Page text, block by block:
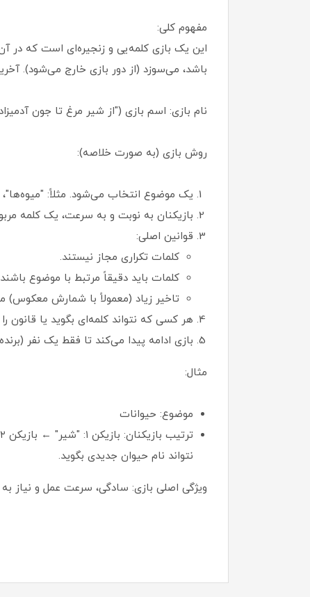
مفهوم کلی:
این یک بازی کلمه‌یی و زنجیره‌ای است که در آن
باشد، می‌سوزد (از دور بازی خارج می‌شود).
نام بازی: اسم بازی ("از شیر مرغ تا جون
روش بازی (به صورت خلاصه):
یک موضوع انتخاب می‌شود. مثلاً: "میوه‌ها"،
بازیکنان به نوبت و به سرعت، یک کلمه
قوانین اصلی:
کلمات تکراری مجاز نیستند.
کلمات باید دقیقاً مرتبط با موضوع
تاخیر زیاد (معمولاً با شمارش معکوس)
هر کسی که نتواند کلمه‌ای بگوید یا قانون
بازی ادامه پیدا می‌کند تا فقط یک نفر
مثال:
موضوع: حیوانات
نتواند نام حیوان جدیدی بگوید.
ویژگی اصلی بازی: سادگی، سرعت عمل و نیاز به